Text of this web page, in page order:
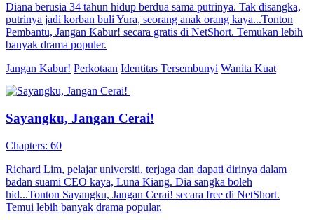
Diana berusia 34 tahun hidup berdua sama putrinya. Tak disangka,
putrinya jadi korban buli Yura, seorang anak orang kaya...Tonton
Pembantu, Jangan Kabur! secara gratis di NetShort. Temukan lebih
banyak drama populer.
Jangan Kabur! Perkotaan Identitas Tersembunyi Wanita Kuat
Sayangku, Jangan Cerai!
Chapters: 60
Richard Lim, pelajar universiti, terjaga dan dapati dirinya dalam
badan suami CEO kaya, Luna Kiang. Dia sangka boleh
hid...Tonton Sayangku, Jangan Cerai! secara free di NetShort.
Temui lebih banyak drama popular.